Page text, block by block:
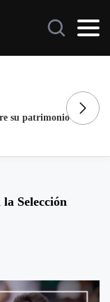
Selección